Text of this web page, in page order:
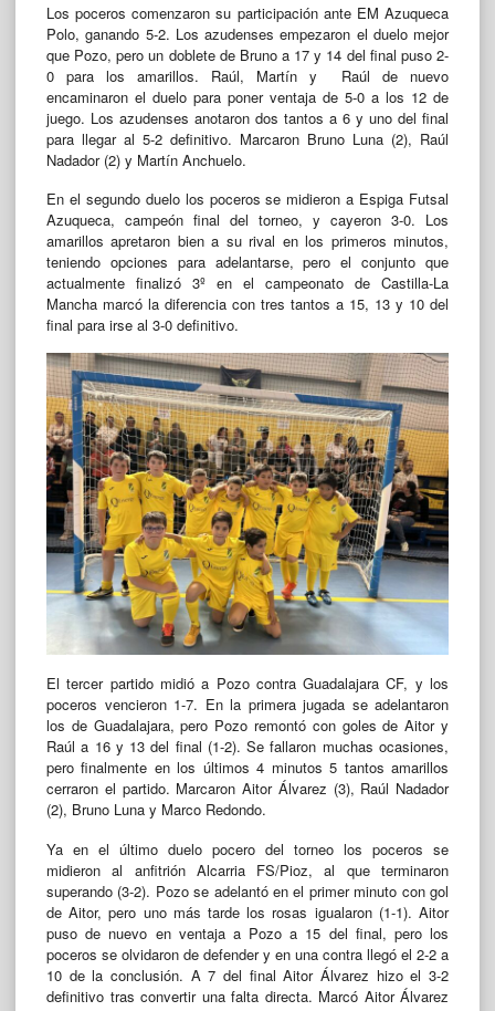
Los poceros comenzaron su participación ante EM Azuqueca
Polo, ganando 5-2. Los azudenses empezaron el duelo mejor
que Pozo, pero un doblete de Bruno a 17 y 14 del final puso 2-
0 para los amarillos. Raúl, Martín y Raúl de nuevo
encaminaron el duelo para poner ventaja de 5-0 a los 12 de
juego. Los azudenses anotaron dos tantos a 6 y uno del final
para llegar al 5-2 definitivo. Marcaron Bruno Luna (2), Raúl
Nadador (2) y Martín Anchuelo.
En el segundo duelo los poceros se midieron a Espiga Futsal
Azuqueca, campeón final del torneo, y cayeron 3-0. Los
amarillos apretaron bien a su rival en los primeros minutos,
teniendo opciones para adelantarse, pero el conjunto que
actualmente finalizó 3º en el campeonato de Castilla-La
Mancha marcó la diferencia con tres tantos a 15, 13 y 10 del
final para irse al 3-0 definitivo.
El tercer partido midió a Pozo contra Guadalajara CF, y los
poceros vencieron 1-7. En la primera jugada se adelantaron
los de Guadalajara, pero Pozo remontó con goles de Aitor y
Raúl a 16 y 13 del final (1-2). Se fallaron muchas ocasiones,
pero finalmente en los últimos 4 minutos 5 tantos amarillos
cerraron el partido. Marcaron Aitor Álvarez (3), Raúl Nadador
(2), Bruno Luna y Marco Redondo.
Ya en el último duelo pocero del torneo los poceros se
midieron al anfitrión Alcarria FS/Pioz, al que terminaron
superando (3-2). Pozo se adelantó en el primer minuto con gol
de Aitor, pero uno más tarde los rosas igualaron (1-1). Aitor
puso de nuevo en ventaja a Pozo a 15 del final, pero los
poceros se olvidaron de defender y en una contra llegó el 2-2 a
10 de la conclusión. A 7 del final Aitor Álvarez hizo el 3-2
definitivo tras convertir una falta directa. Marcó Aitor Álvarez